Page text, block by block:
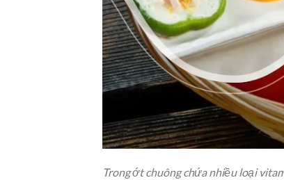
Trong ớt chuông chứa nhiều loại